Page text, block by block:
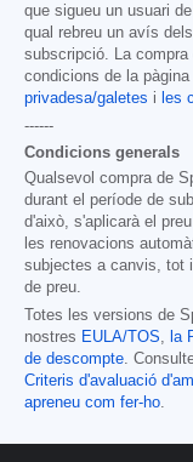
que sigueu un usuari
qual rebreu un avís
subscripció. La
condicions de la
privadesa/galetes i les
------
Condicions generals
Qualsevol compra de
durant el període de
d'això, s'aplicarà el
les renovacions
subjectes a canvis, tot
de preu.
Totes les versions de
nostres EULA/TOS, la
de descompte.
Criteris d'avaluació
apreneu com fer-ho.